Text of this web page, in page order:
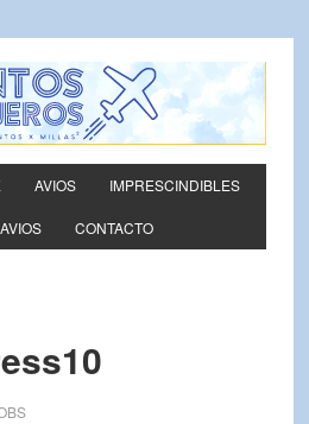
AVIOS IMPRESCINDIBLES
CONTACTO